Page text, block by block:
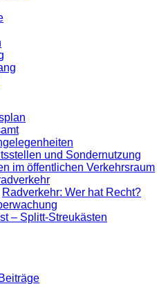
und Sondernutzung
im öffentlichen Verkehrsraum
Radverkehr: Wer hat Recht?
– Splitt-Streukästen